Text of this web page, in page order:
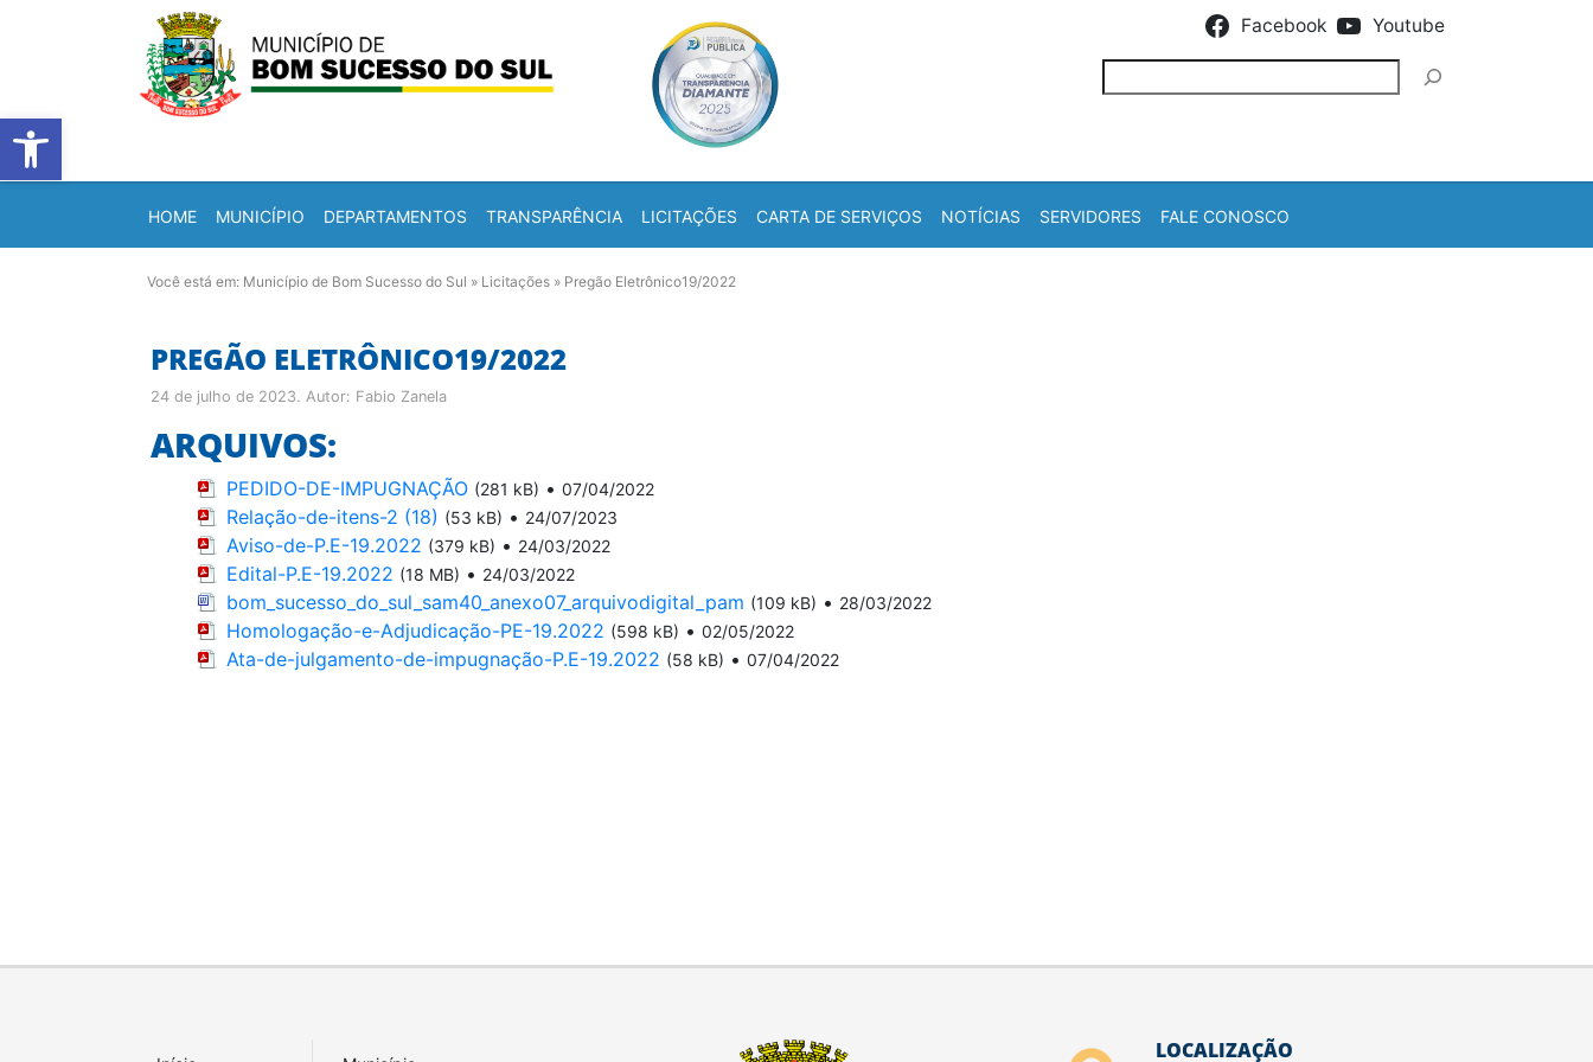
Barra de Ferramentas Aberta
Facebook Youtube
HOME MUNICÍPIO DEPARTAMENTOS TRANSPARÊNCIA LICITAÇÕES CARTA DE SERVIÇOS NOTÍCIAS SERVIDORES FALE CONOSCO
Você está em: Município de Bom Sucesso do Sul » Licitações » Pregão Eletrônico19/2022
PREGÃO ELETRÔNICO19/2022
24 de julho de 2023. Autor: Fabio Zanela
ARQUIVOS:
PEDIDO-DE-IMPUGNAÇÃO (281 kB) • 07/04/2022
Relação-de-itens-2 (18) (53 kB) • 24/07/2023
Aviso-de-P.E-19.2022 (379 kB) • 24/03/2022
Edital-P.E-19.2022 (18 MB) • 24/03/2022
bom_sucesso_do_sul_sam40_anexo07_arquivodigital_pam (109 kB) • 28/03/2022
Homologação-e-Adjudicação-PE-19.2022 (598 kB) • 02/05/2022
Ata-de-julgamento-de-impugnação-P.E-19.2022 (58 kB) • 07/04/2022
LOCALIZAÇÃO